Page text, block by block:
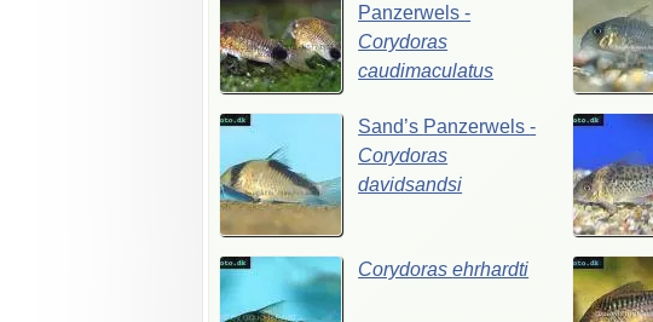
Panzerwels-
Corydoras
caudimaculatus
Sand’s Panzerwels-
Corydoras
davidsandsi
Corydorasehrhardti